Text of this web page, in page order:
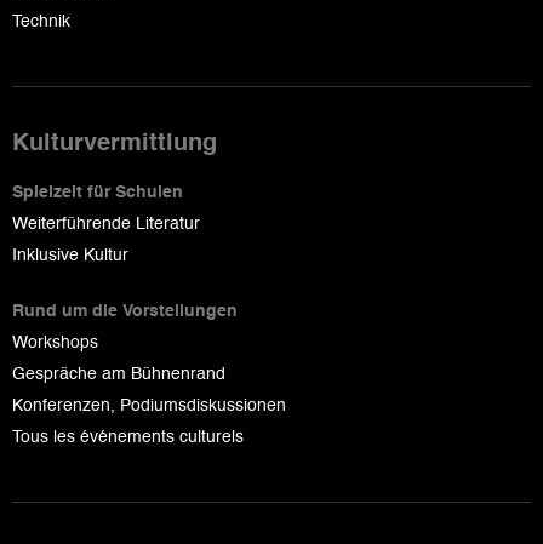
Technik
Kulturvermittlung
Spielzeit für Schulen
Weiterführende Literatur
Inklusive Kultur
Rund um die Vorstellungen
Workshops
Gespräche am Bühnenrand
Konferenzen, Podiumsdiskussionen
Tous les événements culturels